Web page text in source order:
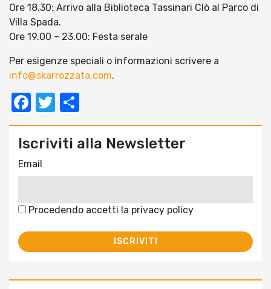
Ore 18.30: Arrivo alla Biblioteca Tassinari Clò al Parco di
Villa Spada.
Ore 19.00 – 23.00: Festa serale
Per esigenze speciali o informazioni scrivere a
info@skarrozzata.com.
Facebook
Twitter
Iscriviti alla Newsletter
Email
Procedendo accetti la privacy policy